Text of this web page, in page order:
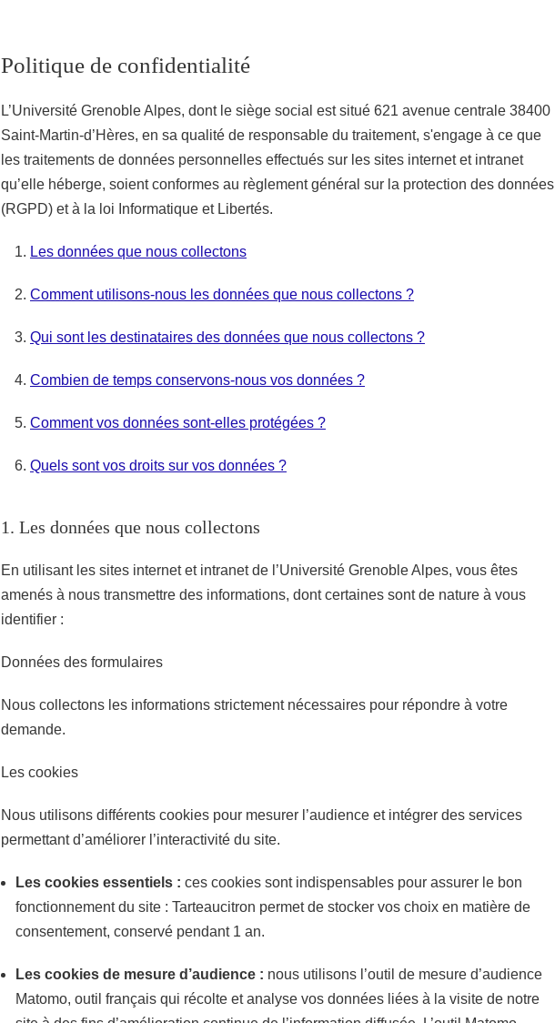
Politique de confidentialité
L’Université Grenoble Alpes, dont le siège social est situé 621 avenue centrale 38400
Saint-Martin-d’Hères, en sa qualité de responsable du traitement, s'engage à ce que
les traitements de données personnelles effectués sur les sites internet et intranet
qu’elle héberge, soient conformes au règlement général sur la protection des données
(RGPD) et à la loi Informatique et Libertés.
Les données que nous collectons
Comment utilisons-nous les données que nous collectons ?
Qui sont les destinataires des données que nous collectons ?
Combien de temps conservons-nous vos données ?
Comment vos données sont-elles protégées ?
Quels sont vos droits sur vos données ?
1. Les données que nous collectons
En utilisant les sites internet et intranet de l’Université Grenoble Alpes, vous êtes
amenés à nous transmettre des informations, dont certaines sont de nature à vous
identifier :
Données des formulaires
Nous collectons les informations strictement nécessaires pour répondre à votre
demande.
Les cookies
Nous utilisons différents cookies pour mesurer l’audience et intégrer des services
permettant d’améliorer l’interactivité du site.
Les cookies essentiels : ces cookies sont indispensables pour assurer le bon
fonctionnement du site : Tarteaucitron permet de stocker vos choix en matière de
consentement, conservé pendant 1 an.
Les cookies de mesure d’audience : nous utilisons l’outil de mesure d’audience
Matomo, outil français qui récolte et analyse vos données liées à la visite de notre